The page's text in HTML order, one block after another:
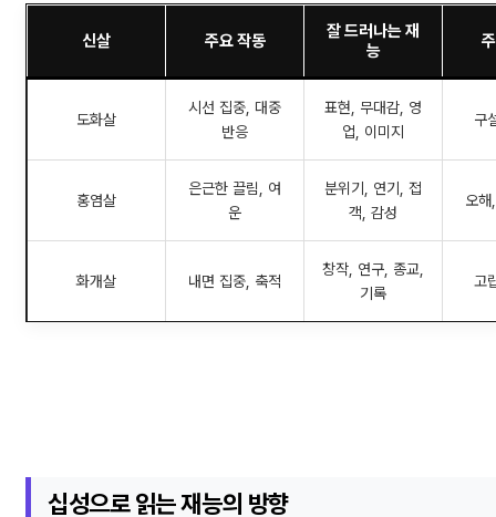
신살 주요 작동
잘 드러나는 재
능
도화살
시선 집중, 대중
반응
표현, 무대감, 영
업, 이미지
구
홍염살
은근한 끌림, 여
운
분위기, 연기, 접
객, 감성
오
화개살 내면 집중, 축적
창작, 연구, 종교,
기록
고
십성으로 읽는 재능의 방향